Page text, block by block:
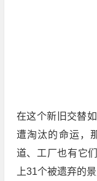
在这个新旧交替
遭淘汰的命运，
道、工厂也有它
上31个被遗弃的